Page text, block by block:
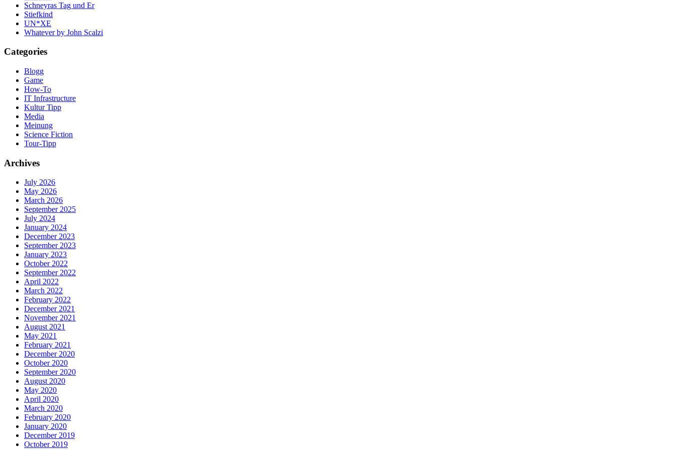
Schneyras Tag und Er
Stiefkind
UN*XE
Whatever by John Scalzi
Categories
Blogg
Game
How-To
IT Infrastructure
Kultur Tipp
Media
Meinung
Science Fiction
Tour-Tipp
Archives
July 2026
May 2026
March 2026
September 2025
July 2024
January 2024
December 2023
September 2023
January 2023
October 2022
September 2022
April 2022
March 2022
February 2022
December 2021
November 2021
August 2021
May 2021
February 2021
December 2020
October 2020
September 2020
August 2020
May 2020
April 2020
March 2020
February 2020
January 2020
December 2019
October 2019